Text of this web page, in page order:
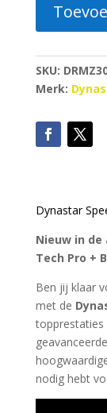
SKU:
Merk:
Dynastar
Nieuw in de
Tech Pro +
Ben jij klaar
met de
topprestaties
nodig hebt